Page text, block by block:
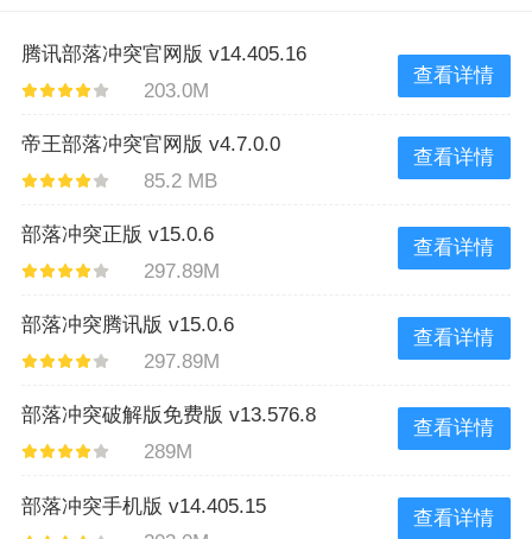
腾讯部落冲突官网版 v14.405.16
203.0M
查看详情
帝王部落冲突官网版 v4.7.0.0
85.2 MB
查看详情
部落冲突正版 v15.0.6
297.89M
查看详情
部落冲突腾讯版 v15.0.6
297.89M
查看详情
部落冲突破解版免费版 v13.576.8
289M
查看详情
部落冲突手机版 v14.405.15
查看详情